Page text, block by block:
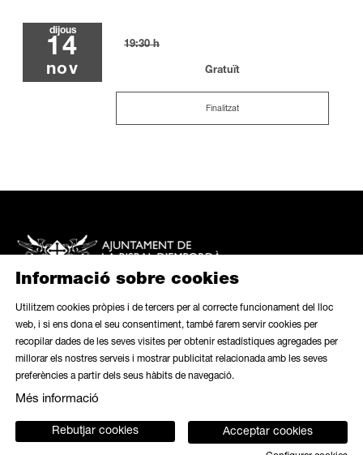
dijous
14
nov
19:30 h
Gratuït
Finalitzat
Mapa web | Avís legal Ús de galetes | Butlletí | Contacte
Link a instagram
Link a contacte
Informació sobre cookies
Utilitzem cookies pròpies i de tercers per al correcte funcionament del lloc
web, i si ens dona el seu consentiment, també farem servir cookies per
recopilar dades de les seves visites per obtenir estadístiques agregades per
millorar els nostres serveis i mostrar publicitat relacionada amb les seves
preferències a partir dels seus hàbits de navegació.
Més informació
Acceptar cookies
Rebutjar cookies